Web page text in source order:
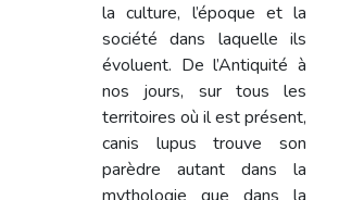
la culture, l’époque et la
société dans laquelle ils
évoluent. De l’Antiquité à
nos jours, sur tous les
territoires où il est présent,
canis lupus trouve son
parèdre autant dans la